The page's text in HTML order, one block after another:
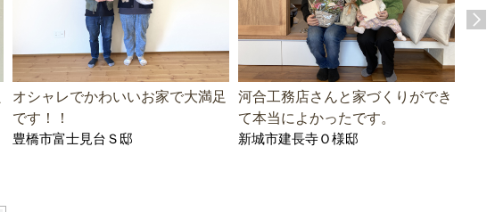
オシャレでかわいいお家で大満足
です！！
豊橋市富士見台Ｓ邸
河合工務店さんと家づくりができ
て本当によかったです。
新城市建長寺Ｏ様邸